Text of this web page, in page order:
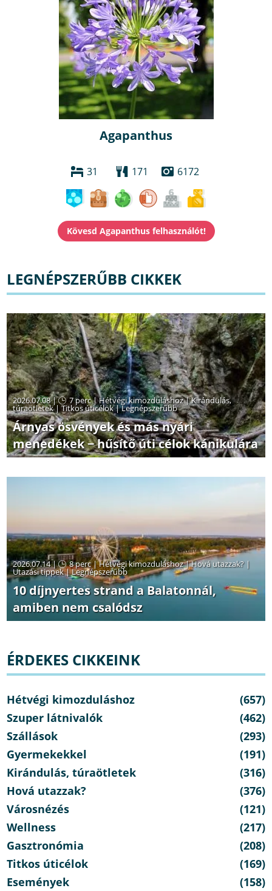
Agapanthus
31 171 6172
LEGNÉPSZERŰBB CIKKEK
2026.07.08 | 7 perc|Hétvégi kimozduláshoz|Kirándulás,
túraötletek|Titkos úticélok|Legnépszerűbb
Árnyas ösvények és más nyári
menedékek − hűsítő úti célok kánikulára
2026.07.14 | 8 perc|Hétvégi kimozduláshoz|Hová utazzak? |
Utazási tippek|Legnépszerűbb
10 díjnyertes strand a Balatonnál,
amiben nem csalódsz
ÉRDEKES CIKKEINK
Hétvégi kimozduláshoz
(657)
Szuper látnivalók
(462)
Szállások
(293)
Gyermekekkel
(191)
Kirándulás, túraötletek
(316)
Hová utazzak?
(376)
Városnézés
(121)
Wellness
(217)
Gasztronómia
(208)
Titkos úticélok
(169)
Események
(158)